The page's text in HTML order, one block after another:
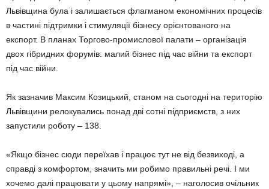
Львівщина була і залишається флагманом економічних процесів
в частині підтримки і стимуляції бізнесу орієнтованого на
експорт. В планах Торгово-промислової палати – організація
двох гібридних форумів: малий бізнес під час війни та експорт
під час війни.
Як зазначив Максим Козицький, станом на сьогодні на територію
Львівщини релокувались понад дві сотні підприємств, з них
запустили роботу – 138.
«Якщо бізнес сюди переїхав і працює тут не від безвиході, а
справді з комфортом, значить ми робимо правильні речі. І ми
хочемо далі працювати у цьому напрямі», – наголосив очільник